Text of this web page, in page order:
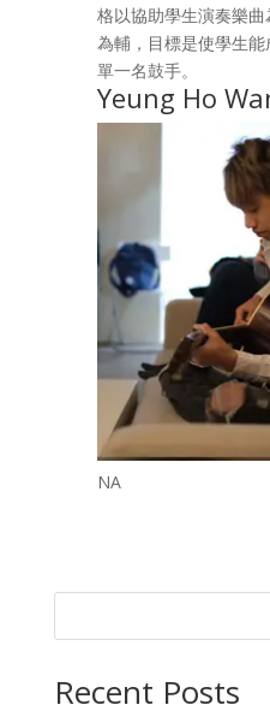
格以協助學生演奏樂
為輔，目標是使學生
單一名鼓手。
Yeung Ho
NA
Recent Posts